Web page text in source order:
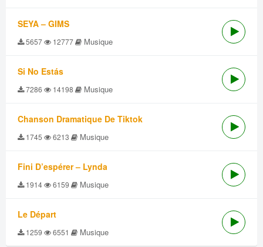
SEYA – GIMS
5657 12777 Musique
Si No Estás
7286 14198 Musique
Chanson Dramatique De Tiktok
1745 6213 Musique
Fini D’espérer – Lynda
1914 6159 Musique
Le Départ
1259 6551 Musique